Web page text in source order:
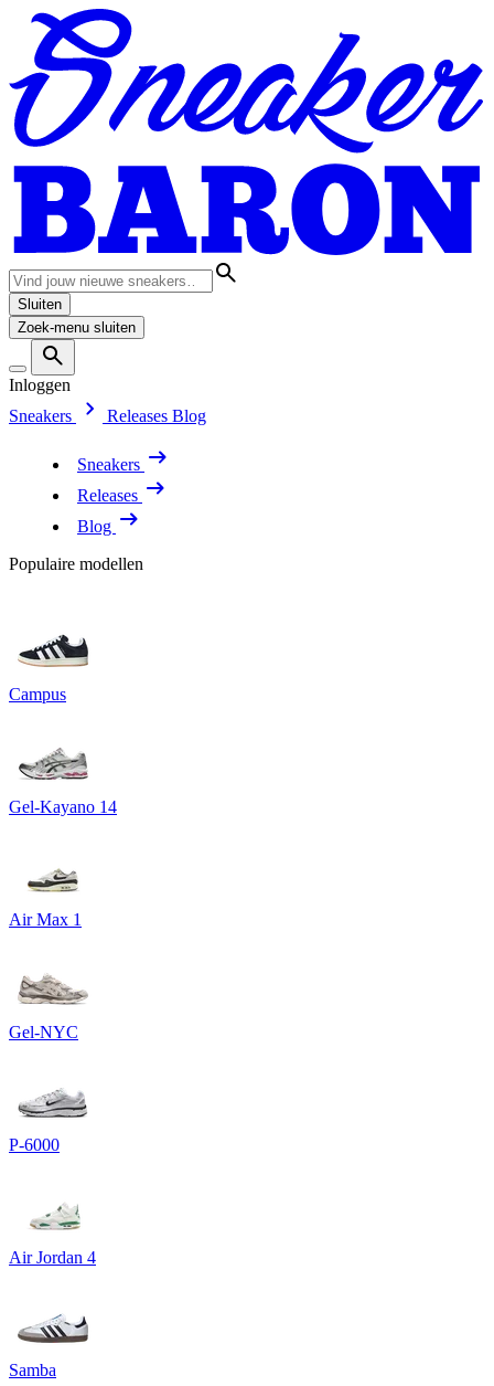
Sluiten
Zoek-menu sluiten
Inloggen
Sneakers
Releases Blog
Sneakers
Releases
Blog
Populaire modellen
Campus
Gel-Kayano 14
Air Max 1
Gel-NYC
P-6000
Air Jordan 4
Samba